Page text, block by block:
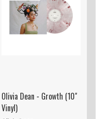
Olivia Dean - Growth (10"
Vinyl)